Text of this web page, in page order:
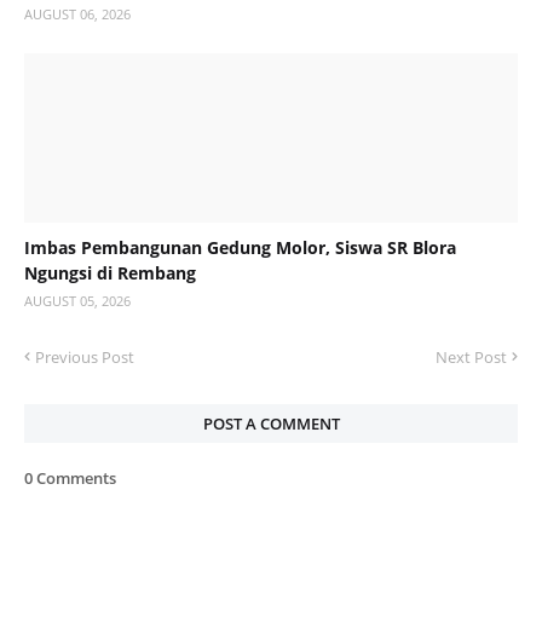
AUGUST 06, 2026
Imbas Pembangunan Gedung Molor, Siswa SR Blora
Ngungsi di Rembang
AUGUST 05, 2026
Previous Post Next Post
POST A COMMENT
0 Comments